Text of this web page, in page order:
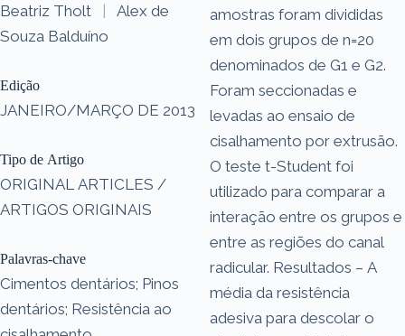
Beatriz Tholt
|
Alex de
Souza Balduíno
Edição
JANEIRO/MARÇO DE 2013
Tipo de Artigo
ORIGINAL ARTICLES /
ARTIGOS ORIGINAIS
Palavras-chave
Cimentos dentários; Pinos
dentários; Resistência ao
amostras foram divididas
em dois grupos de n=20
denominados de G1 e G2.
Foram seccionadas e
levadas ao ensaio de
cisalhamento por extrusão.
O teste t-Student foi
utilizado para comparar a
interação entre os grupos e
entre as regiões do canal
radicular. Resultados – A
média da resistência
adesiva para descolar o